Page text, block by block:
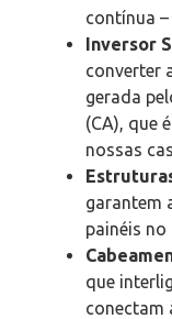
contínua –
Inversor
converter
gerada
(CA), que
nossas
garantem
painéis
que
conectam